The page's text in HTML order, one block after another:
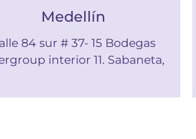
Medellín
84 sur # 37- 15 Bodegas
interior 11. Sabaneta,